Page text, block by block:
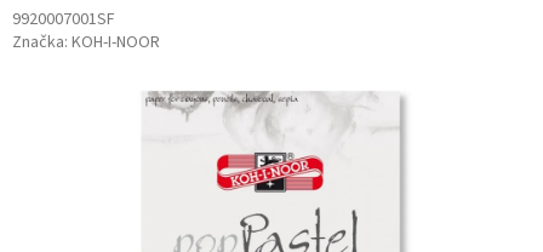
9920007001SF
Značka: KOH-I-NOOR